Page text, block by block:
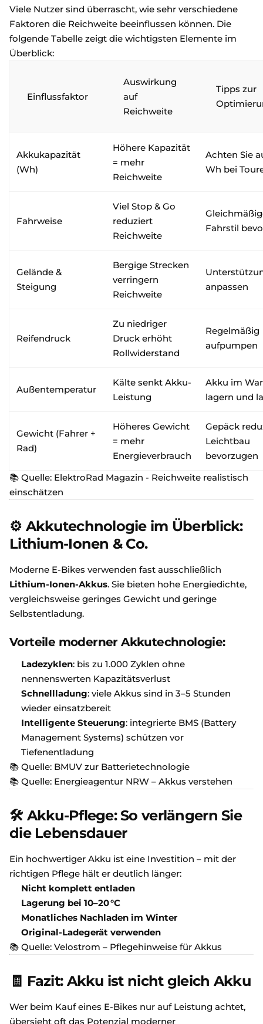
Viele Nutzer sind überrascht, wie sehr verschiedene
Faktoren die Reichweite beeinflussen können. Die
folgende Tabelle zeigt die wichtigsten Elemente im
Überblick:
Einflussfaktor
Auswirkung
auf
Reichweite
Tipps zur
Akkukapazität
(Wh)
Höhere Kapazität
= mehr
Reichweite
Achten Sie
Wh bei
Fahrweise
Viel Stop & Go
reduziert
Reichweite
Fahrstil
Gelände &
Steigung
Bergige Strecken
verringern
Reichweite
anpassen
Reifendruck
Zu niedriger
Druck erhöht
Rollwiderstand
Regelmäßig
aufpumpen
Außentemperatur
Kälte senkt Akku-
Leistung
Akku im
lagern und
Gewicht (Fahrer +
Rad)
Höheres Gewicht
= mehr
Energieverbrauch
Gepäck
Leichtbau
bevorzugen
📚 Quelle: ElektroRad Magazin - Reichweite realistisch
einschätzen
⚙️ Akkutechnologie im Überblick:
Lithium-Ionen & Co.
Moderne E-Bikes verwenden fast ausschließlich
Lithium-Ionen-Akkus. Sie bieten hohe Energiedichte,
vergleichsweise geringes Gewicht und geringe
Selbstentladung.
Vorteile moderner Akkutechnologie:
Ladezyklen: bis zu 1.000 Zyklen ohne
nennenswerten Kapazitätsverlust
Schnellladung: viele Akkus sind in 3–5 Stunden
wieder einsatzbereit
Intelligente Steuerung: integrierte BMS (Battery
Management Systems) schützen vor
Tiefenentladung
📚 Quelle: BMUV zur Batterietechnologie
📚 Quelle: Energieagentur NRW – Akkus verstehen
🛠️ Akku-Pflege: So verlängern Sie
die Lebensdauer
Ein hochwertiger Akku ist eine Investition – mit der
richtigen Pflege hält er deutlich länger:
Nicht komplett entladen
Lagerung bei 10–20 °C
Monatliches Nachladen im Winter
Original-Ladegerät verwenden
📚 Quelle: Velostrom – Pflegehinweise für Akkus
🧾 Fazit: Akku ist nicht gleich Akku
Wer beim Kauf eines E-Bikes nur auf Leistung achtet,
übersieht oft das Potenzial moderner